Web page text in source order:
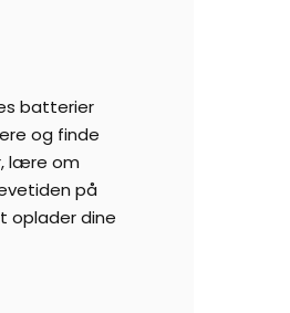
batterier
og finde
lære om
på
oplader dine